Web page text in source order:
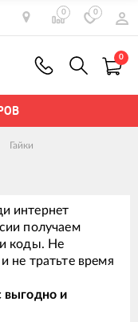
0 0
0
Гайки
интернет
получаем
коды. Не
не тратьте время
выгодно и